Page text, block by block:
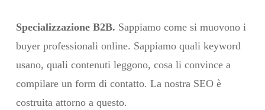
Specializzazione B2B. Sappiamo come si muovono i
buyer professionali online. Sappiamo quali keyword
usano, quali contenuti leggono, cosa li convince a
compilare un form di contatto. La nostra SEO è
costruita attorno a questo.